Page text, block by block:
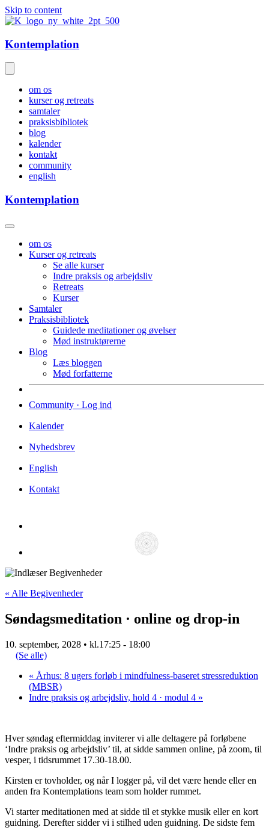
Skip to content
Kontemplation
om os
kurser og retreats
samtaler
praksisbibliotek
blog
kalender
kontakt
community
english
Kontemplation
om os
Kurser og retreats
Se alle kurser
Indre praksis og arbejdsliv
Retreats
Kurser
Samtaler
Praksisbibliotek
Guidede meditationer og øvelser
Mød instruktørerne
Blog
Læs bloggen
Mød forfatterne
Community · Log ind
Kalender
Nyhedsbrev
English
Kontakt
« Alle Begivenheder
Søndagsmeditation · online og drop-in
10. september, 2028 • kl.17:25 - 18:00
(Se alle)
« Århus: 8 ugers forløb i mindfulness-baseret stressreduktion
(MBSR)
Indre praksis og arbejdsliv, hold 4 · modul 4 »
Hver søndag eftermiddag inviterer vi alle deltagere på forløbene
‘Indre praksis og arbejdsliv’ til, at sidde sammen online, på zoom, til
vesper, i tidsrummet 17.30-18.00.
Kirsten er tovholder, og når I logger på, vil det være hende eller en
anden fra Kontemplations team som holder rummet.
Vi starter meditationen med at sidde til et stykke musik eller en kort
guidning. Derefter sidder vi i stilhed uden guidning. De sidste fem